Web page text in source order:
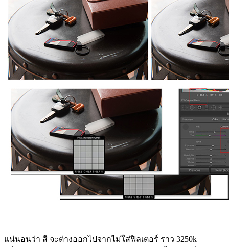
แน่นอนว่า สี จะต่างออกไปจากไม่ใส่ฟิลเตอร์ ราว 3250k